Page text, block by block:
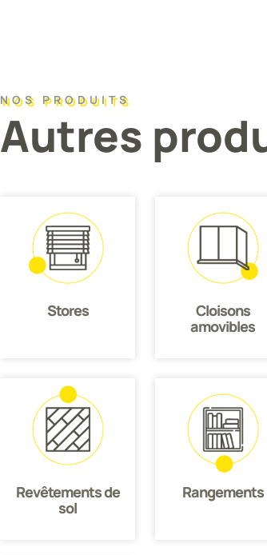
NOS PRODUITS
Autres
Stores
Cloisons
amovibles
Revêtements de
sol
Rangements